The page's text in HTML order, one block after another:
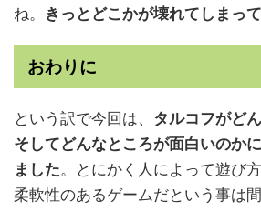
ね。 きっとどこかが壊れてしまっ
おわりに
という訳で今回は、 タルコフがど
そしてどんなところが面白いのか
ました。とにかく人によって遊び
柔軟性のあるゲームだという事は